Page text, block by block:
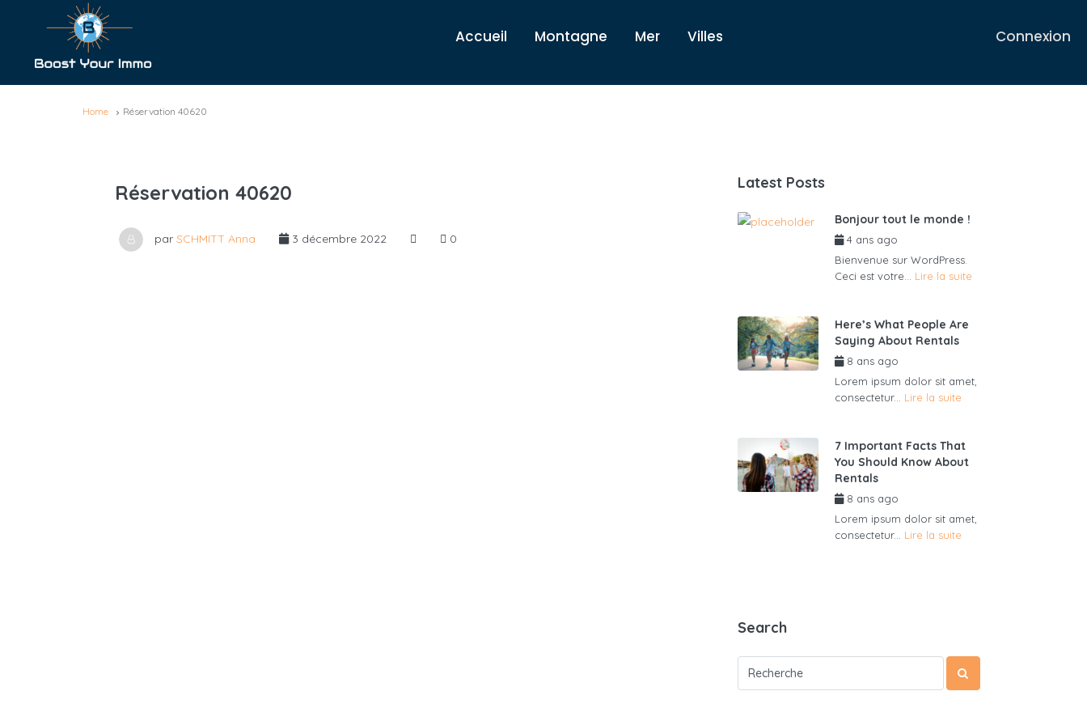
Accueil Montagne Mer Villes Connexion
Home Réservation 40620
Réservation 40620
par SCHMITT Anna 3 décembre 2022 0
Latest Posts
Bonjour tout le monde !
4 ans ago
Bienvenue sur WordPress.
Ceci est votre... Lire la suite
Here’s What People Are
Saying About Rentals
8 ans ago
Lorem ipsum dolor sit amet,
consectetur... Lire la suite
7 Important Facts That
You Should Know About
Rentals
8 ans ago
Lorem ipsum dolor sit amet,
consectetur... Lire la suite
Search